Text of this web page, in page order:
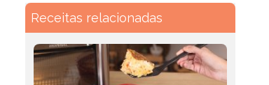
Receitas relacionadas